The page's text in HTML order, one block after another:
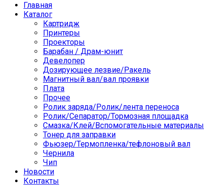
Главная
Каталог
Картридж
Принтеры
Проекторы
Барабан / Драм-юнит
Девелопер
Дозирующее лезвие/Ракель
Магнитный вал/вал проявки
Плата
Прочее
Ролик заряда/Ролик/лента переноса
Ролик/Сепаратор/Тормозная площадка
Смазка/Клей/Вспомогательные материалы
Тонер для заправки
Фьюзер/Термопленка/тефлоновый вал
Чернила
Чип
Новости
Контакты